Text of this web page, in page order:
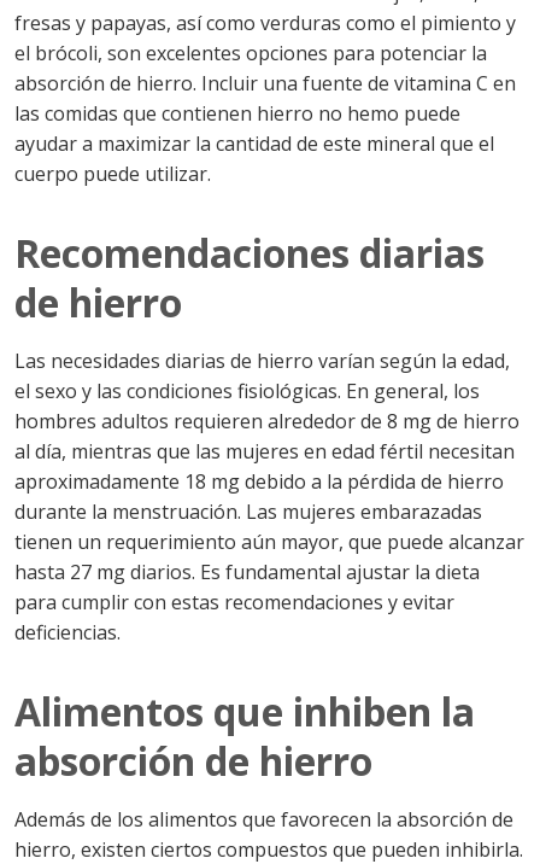
fresas y papayas, así como verduras como el pimiento y
el brócoli, son excelentes opciones para potenciar la
absorción de hierro. Incluir una fuente de vitamina C en
las comidas que contienen hierro no hemo puede
ayudar a maximizar la cantidad de este mineral que el
cuerpo puede utilizar.
Recomendaciones diarias
de hierro
Las necesidades diarias de hierro varían según la edad,
el sexo y las condiciones fisiológicas. En general, los
hombres adultos requieren alrededor de 8 mg de hierro
al día, mientras que las mujeres en edad fértil necesitan
aproximadamente 18 mg debido a la pérdida de hierro
durante la menstruación. Las mujeres embarazadas
tienen un requerimiento aún mayor, que puede alcanzar
hasta 27 mg diarios. Es fundamental ajustar la dieta
para cumplir con estas recomendaciones y evitar
deficiencias.
Alimentos que inhiben la
absorción de hierro
Además de los alimentos que favorecen la absorción de
hierro, existen ciertos compuestos que pueden inhibirla.